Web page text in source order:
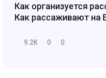
Как организуется
Как рассаживают на
9.2K 0 0